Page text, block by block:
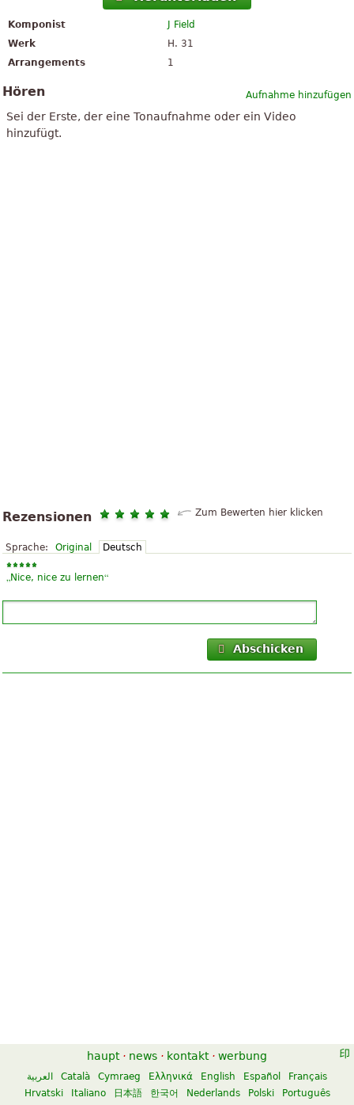
Komponist
J Field
Werk
H. 31
Arrangements
1
Aufnahme hinzufügen
Hören
Sei der Erste, der eine Tonaufnahme oder ein Video
hinzufügt.
Rezensionen Zum Bewerten hier klicken
Sprache: Original Deutsch
„Nice, nice zu lernen“
Abschicken
haupt · news · kontakt · werbung
العربية Català Cymraeg Ελληνικά English Español
Français
Hrvatski
Italiano 日本語 한국어 Nederlands Polski
Português